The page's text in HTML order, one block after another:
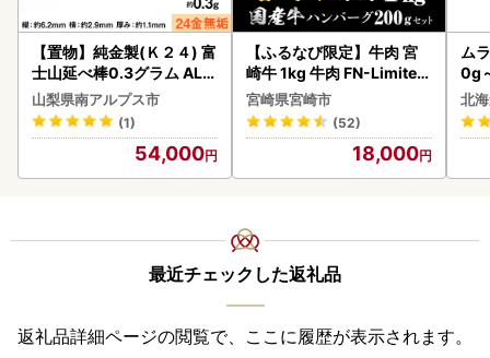
【置物】純金製(Ｋ２４) 富
士山延べ棒0.3グラム ALP
BK193
山梨県南アルプス市
(1)
54,000
【ふるなび限定】牛肉 宮
崎牛 1kg 牛肉 FN-Limited
-VO
宮崎県宮崎市
(52)
18,000
ム
0g
北
最近チェックした返礼品
返礼品詳細ページの閲覧で、ここに履歴が表示されます。